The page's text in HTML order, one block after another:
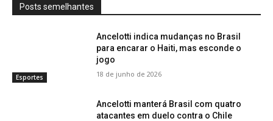
Posts semelhantes
Esportes
Ancelotti indica mudanças no Brasil
para encarar o Haiti, mas esconde o
jogo
18 de junho de 2026
Ancelotti manterá Brasil com quatro
atacantes em duelo contra o Chile